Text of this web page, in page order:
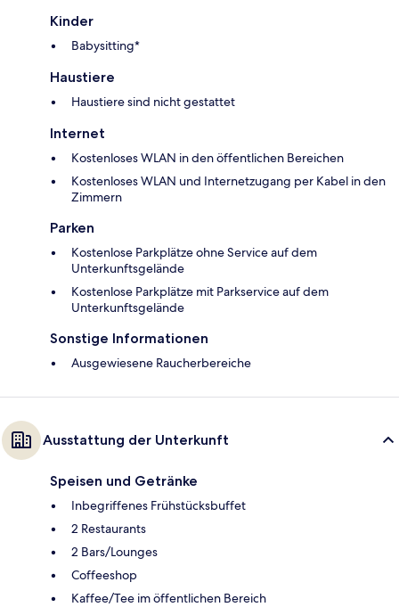
Kinder
Babysitting*
Haustiere
Haustiere sind nicht gestattet
Internet
Kostenloses WLAN in den öffentlichen Bereichen
Kostenloses WLAN und Internetzugang per Kabel in den
Zimmern
Parken
Kostenlose Parkplätze ohne Service auf dem
Unterkunftsgelände
Kostenlose Parkplätze mit Parkservice auf dem
Unterkunftsgelände
Sonstige Informationen
Ausgewiesene Raucherbereiche
Ausstattung der Unterkunft
Speisen und Getränke
Inbegriffenes Frühstücksbuffet
2 Restaurants
2 Bars/Lounges
Coffeeshop
Kaffee/Tee im öffentlichen Bereich